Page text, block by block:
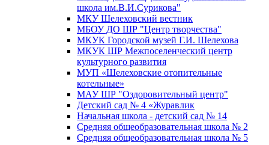
школа им.В.И.Сурикова"
МКУ Шелеховский вестник
МБОУ ДО ШР "Центр творчества"
МКУК Городской музей Г.И. Шелехова
МКУК ШР Межпоселенческий центр
культурного развития
МУП «Шелеховские отопительные
котельные»
МАУ ШР "Оздоровительный центр"
Детский сад № 4 «Журавлик
Начальная школа - детский сад № 14
Средняя общеобразовательная школа № 2
Средняя общеобразовательная школа № 5